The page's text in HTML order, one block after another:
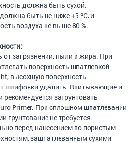
должна быть сухой.
быть не ниже +5 ºС, и
воздуха не выше 80 %.
от загрязнений, пыли и жира. При
поверхность шпатлевкой
высохшую поверхность
шлифовки удалить. Впитывающие и
рекомендуется загрунтовать
Primer. При сплошном шпатлевании
грунтование не требуется.
перед нанесением по пористым
зашпатлеванным сухими